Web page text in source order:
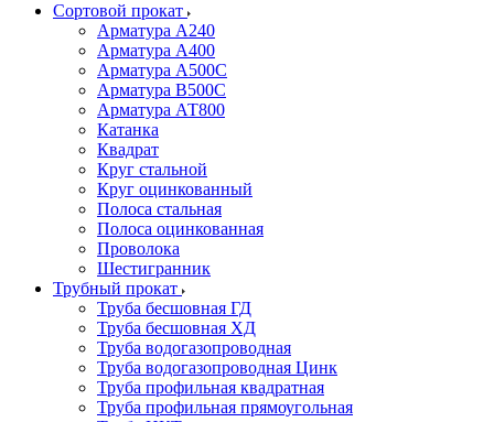
Сортовой прокат
Арматура А240
Арматура А400
Арматура А500C
Арматура В500С
Арматура АТ800
Катанка
Квадрат
Круг стальной
Круг оцинкованный
Полоса стальная
Полоса оцинкованная
Проволока
Шестигранник
Трубный прокат
Труба бесшовная ГД
Труба бесшовная ХД
Труба водогазопроводная
Труба водогазопроводная Цинк
Труба профильная квадратная
Труба профильная прямоугольная